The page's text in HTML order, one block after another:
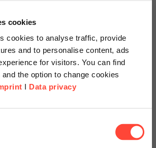
cookies
cookies to analyse traffic, provide
and to personalise content, ads
for visitors. You can find
the option to change cookies
I Data privacy